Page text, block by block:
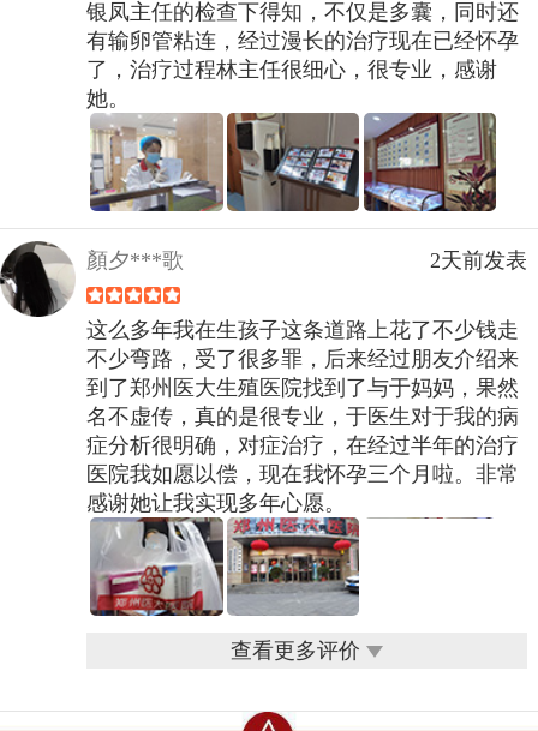
银凤主任的检查下得知，不仅是多囊，同时还
有输卵管粘连，经过漫长的治疗现在已经怀孕
了，治疗过程林主任很细心，很专业，感谢
她。
顏夕***歌 2天前发表
这么多年我在生孩子这条道路上花了不少钱走
不少弯路，受了很多罪，后来经过朋友介绍来
到了郑州医大生殖医院找到了与于妈妈，果然
名不虚传，真的是很专业，于医生对于我的病
症分析很明确，对症治疗，在经过半年的治疗
医院我如愿以偿，现在我怀孕三个月啦。非常
感谢她让我实现多年心愿。
查看更多评价